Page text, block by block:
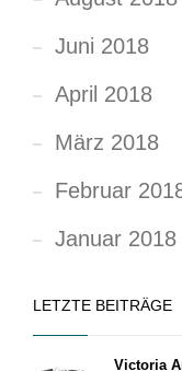
Juni 2018
April 2018
März 2018
Februar
Januar 2018
LETZTE BEITRÄGE
Victoria